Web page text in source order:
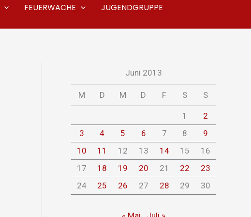
FEUERWACHE
JUGENDGRUPPE
Juni 2013
M D M D F S S
1
2
3
4 5 6 7 8
9
10
11 12 13 14 15
16
17
18 19 20 21 22
23
24
25 26 27 28 29 30